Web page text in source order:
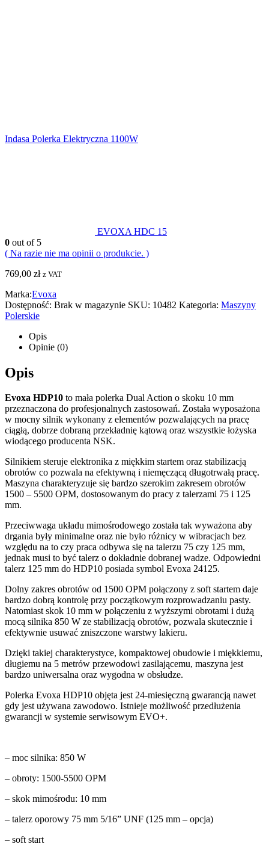
Indasa Polerka Elektryczna 1100W
EVOXA HDC 15
0 out of 5
( Na razie nie ma opinii o produkcie. )
769,00 zł z VAT
Marka:Evoxa
Dostępność: Brak w magazynie SKU: 10482 Kategoria: Maszyny
Polerskie
Opis
Opinie (0)
Opis
Evoxa HDP10 to mała polerka Dual Action o skoku 10 mm
przeznaczona do profesjonalnych zastosowań. Została wyposażona
w mocny silnik wykonany z elementów pozwalających na pracę
ciągłą, dobrze dobraną przekładnię kątową oraz wszystkie łożyska
wiodącego producenta NSK.
Silnikiem steruje elektronika z miękkim startem oraz stabilizacją
obrotów co pozwala na efektywną i niemęczącą długotrwałą pracę.
Maszyna charakteryzuje się bardzo szerokim zakresem obrotów
1500 – 5500 OPM, dostosowanym do pracy z talerzami 75 i 125
mm.
Przeciwwaga układu mimośrodowego została tak wyważona aby
drgania były minimalne oraz nie było różnicy w wibracjach bez
względu na to czy praca odbywa się na talerzu 75 czy 125 mm,
jednak musi to być talerz o dokładnie dobranej wadze. Odpowiedni
talerz 125 mm do HDP10 posiada symbol Evoxa 24125.
Dolny zakres obrotów od 1500 OPM połączony z soft startem daje
bardzo dobrą kontrolę przy początkowym rozprowadzaniu pasty.
Natomiast skok 10 mm w połączeniu z wyższymi obrotami i dużą
mocą silnika 850 W ze stabilizacją obrotów, pozwala skutecznie i
efektywnie usuwać zniszczone warstwy lakieru.
Dzięki takiej charakterystyce, kompaktowej obudowie i miękkiemu,
długiemu na 5 metrów przewodowi zasilającemu, maszyna jest
bardzo uniwersalna oraz wygodna w obsłudze.
Polerka Evoxa HDP10 objęta jest 24-miesięczną gwarancją nawet
gdy jest używana zawodowo. Istnieje możliwość przedłużenia
gwarancji w systemie serwisowym EVO+.
– moc silnika: 850 W
– obroty: 1500-5500 OPM
– skok mimośrodu: 10 mm
– talerz oporowy 75 mm 5/16” UNF (125 mm – opcja)
– soft start